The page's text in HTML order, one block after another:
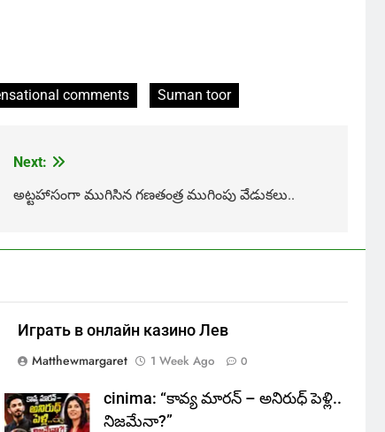
comments Suman toor
Next:
అట్టహాసంగా ముగిసిన గణతంత్ర ముగింపు వేడుకలు..
Играть в онлайн казино Лев
Matthewmargaret
1 Week Ago 0
cinima: “కావ్య మారన్ – అనిరుధ్ పెళ్లి..
నిజమేనా?”